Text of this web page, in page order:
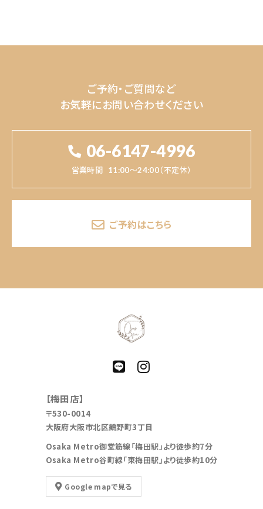
ご予約・ご質問など
お気軽にお問い合わせください
06-6147-4996
営業時間 11:00～24:00（不定休）
ご予約はこちら
【梅田店】
〒530-0014
大阪府大阪市北区鶴野町3丁目
Osaka Metro御堂筋線「梅田駅」より徒歩約7分
Osaka Metro谷町線「東梅田駅」より徒歩約10分
Google mapで見る